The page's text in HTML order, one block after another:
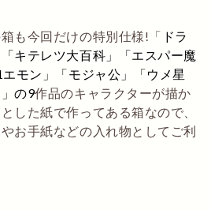
も今回だけの特別仕様!「 ドラ
キテレツ大百科」「エスパー魔
モン」「モジャ公」「ウメ星
の9作品のキャラクターが描か
した紙で作ってある箱なので、
お手紙などの入れ物としてご利